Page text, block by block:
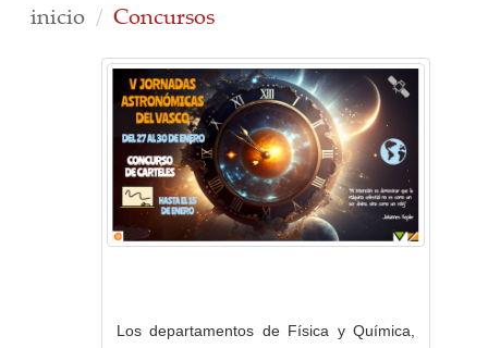
inicio Concursos
Los departamentos de Física y Química,